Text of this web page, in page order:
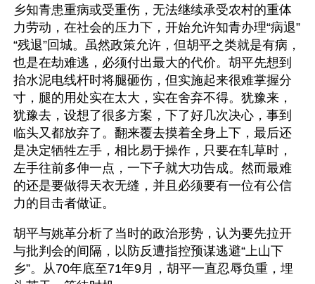
乡知青患重病或受重伤，无法继续承受农村的重体
力劳动，在社会的压力下，开始允许知青办理“病退”
“残退”回城。虽然政策允许，但胡平之类就是有病，
也是在劫难逃，必须付出最大的代价。胡平先想到
抬水泥电线杆时将腿砸伤，但实施起来很难掌握分
寸，腿的用处实在太大，实在舍弃不得。犹豫来，
犹豫去，设想了很多方案，下了好几次决心，事到
临头又都放弃了。翻来覆去摸着全身上下，最后还
是决定牺牲左手，相比易于操作，只要在轧草时，
左手往前多伸一点，一下子就大功告成。然而最难
的还是要做得天衣无缝，并且必须要有一位有公信
力的目击者做证。
胡平与姚革分析了当时的政治形势，认为要先拉开
与批判会的间隔，以防反遭指控预谋逃避“上山下
乡”。从70年底至71年9月，胡平一直忍辱负重，埋